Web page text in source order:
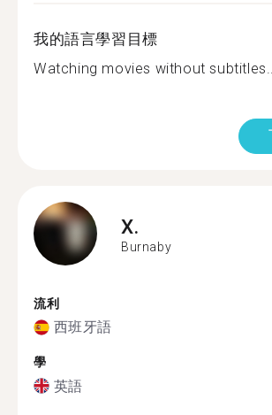
我的語言學習目標
Watching movies without subtitles...
X.
Burnaby
流利
西班牙語
學
英語